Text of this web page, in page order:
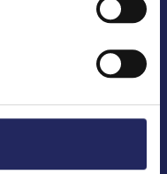
marin litteratur.